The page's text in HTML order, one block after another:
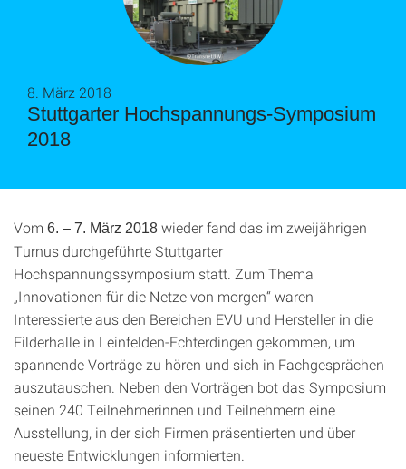
Stuttgarter Hochspannungs-Symposium
2018
8. März 2018
Vom 6. – 7. März 2018 wieder fand das im zweijährigen
Turnus durchgeführte Stuttgarter
Hochspannungssymposium statt. Zum Thema
„Innovationen für die Netze von morgen“ waren
Interessierte aus den Bereichen EVU und Hersteller in die
Filderhalle in Leinfelden-Echterdingen gekommen, um
spannende Vorträge zu hören und sich in Fachgesprächen
auszutauschen. Neben den Vorträgen bot das Symposium
seinen 240 Teilnehmerinnen und Teilnehmern eine
Ausstellung, in der sich Firmen präsentierten und über
neueste Entwicklungen informierten.